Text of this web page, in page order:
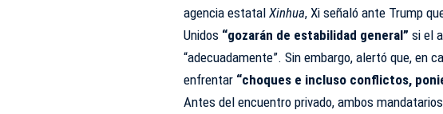
agencia estatalXinhua, Xi señaló ante Trump
Unidos “gozarán de estabilidad general” si el
“adecuadamente”. Sin embargo, alertó que, en
enfrentar “choques e incluso conflictos,
Antes del encuentro privado, ambos